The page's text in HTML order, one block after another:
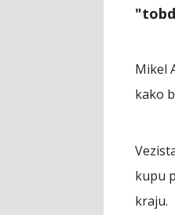
Mikel
kako
kupu
kraju.